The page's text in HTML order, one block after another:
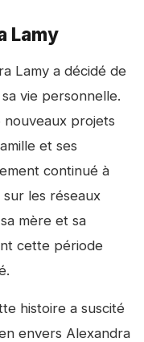
Lamy
Lamy a décidé de
vie personnelle.
projets
et ses
continué à
les réseaux
mère et sa
cette période
histoire a suscité
envers Alexandra